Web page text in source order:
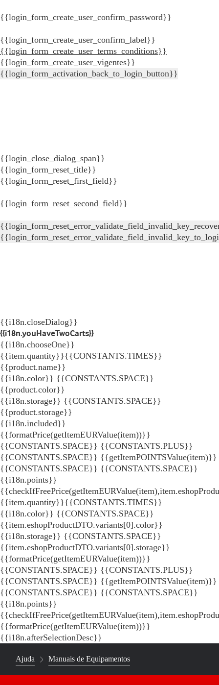
{{login_form_create_user_confirm_password}}
{{login_form_create_user_confirm_label}}
{{login_form_create_user_terms_conditions}}
{{login_form_create_user_vigentes}}
{{login_form_activation_back_to_login_button}}
{{login_close_dialog_span}}
{{login_form_reset_title}}
{{login_form_reset_first_field}}
{{login_form_reset_second_field}}
{{i18n.closeDialog}}
{{i18n.youHaveTwoCarts}}
{{i18n.chooseOne}}
{{item.quantity}}{{CONSTANTS.TIMES}}
{{product.name}}
{{i18n.color}} {{CONSTANTS.SPACE}}
{{product.color}}
{{i18n.storage}} {{CONSTANTS.SPACE}}
{{product.storage}}
{{i18n.included}}
{{formatPrice(getItemEURValue(item))}}
{{CONSTANTS.SPACE}} {{CONSTANTS.PLUS}}
{{CONSTANTS.SPACE}} {{getItemPOINTSValue(item)}}
{{CONSTANTS.SPACE}} {{CONSTANTS.SPACE}}
{{i18n.points}}
{{item.quantity}}{{CONSTANTS.TIMES}}
{{i18n.color}} {{CONSTANTS.SPACE}}
{{item.eshopProductDTO.variants[0].color}}
{{i18n.storage}} {{CONSTANTS.SPACE}}
{{item.eshopProductDTO.variants[0].storage}}
{{formatPrice(getItemEURValue(item))}}
{{CONSTANTS.SPACE}} {{CONSTANTS.PLUS}}
{{CONSTANTS.SPACE}} {{getItemPOINTSValue(item)}}
{{CONSTANTS.SPACE}} {{CONSTANTS.SPACE}}
{{i18n.points}}
{{formatPrice(getItemEURValue(item))}}
{{i18n.afterSelectionDesc}}
Ajuda Manuais de Equipamentos